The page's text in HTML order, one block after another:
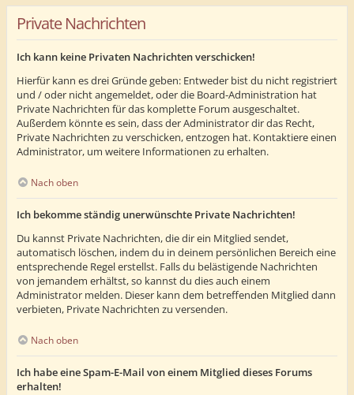
Private Nachrichten
Ich kann keine Privaten Nachrichten verschicken!
Hierfür kann es drei Gründe geben: Entweder bist du nicht registriert
und / oder nicht angemeldet, oder die Board-Administration hat
Private Nachrichten für das komplette Forum ausgeschaltet.
Außerdem könnte es sein, dass der Administrator dir das Recht,
Private Nachrichten zu verschicken, entzogen hat. Kontaktiere einen
Administrator, um weitere Informationen zu erhalten.
Nach oben
Ich bekomme ständig unerwünschte Private Nachrichten!
Du kannst Private Nachrichten, die dir ein Mitglied sendet,
automatisch löschen, indem du in deinem persönlichen Bereich eine
entsprechende Regel erstellst. Falls du belästigende Nachrichten
von jemandem erhältst, so kannst du dies auch einem
Administrator melden. Dieser kann dem betreffenden Mitglied dann
verbieten, Private Nachrichten zu versenden.
Nach oben
Ich habe eine Spam-E-Mail von einem Mitglied dieses Forums
erhalten!